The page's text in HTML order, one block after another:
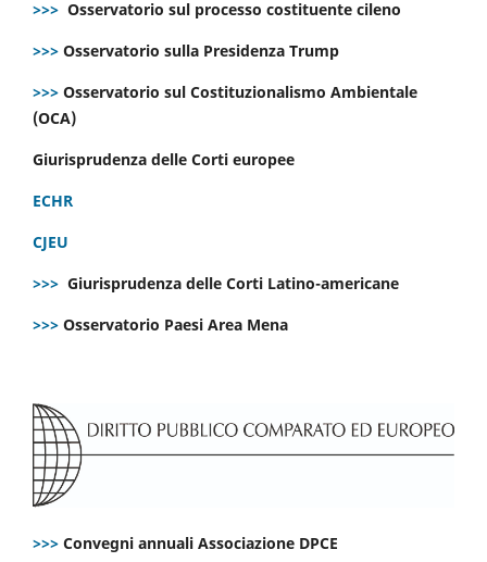
>>> Osservatorio sul processo costituente cileno
>>> Osservatorio sulla Presidenza Trump
>>> Osservatorio sul Costituzionalismo Ambientale
(OCA)
Giurisprudenza delle Corti europee
ECHR
CJEU
>>> Giurisprudenza delle Corti Latino-americane
>>> Osservatorio Paesi Area Mena
>>> Convegni annuali Associazione DPCE